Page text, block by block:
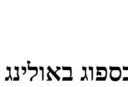
באולינג